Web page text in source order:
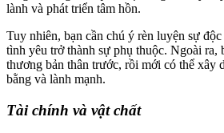
lành và phát triển tâm hồn.
Tuy nhiên, bạn cần chú ý rèn luyện sự
tình yêu trở thành sự phụ thuộc. Ngoài ra,
thương bản thân trước, rồi mới có thể xây
bằng và lành mạnh.
Tài chính và vật chất